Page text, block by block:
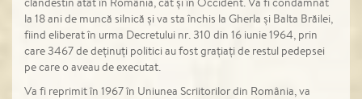
la 18 ani de muncă silnică și va sta închis la Gherla și Balta Brăilei,
fiind eliberat în urma Decretului nr. 310 din 16 iunie 1964, prin
care 3467 de deținuți politici au fost grațiați de restul pedepsei
pe care o aveau de executat.
Va fi reprimit în 1967 în Uniunea Scriitorilor din România, va